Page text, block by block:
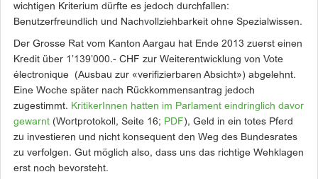
wichtigen Kriterium dürfte es jedoch durchfallen:
Benutzerfreundlich und Nachvollziehbarkeit ohne Spezialwissen.
Der Grosse Rat vom Kanton Aargau hat Ende 2013 zuerst einen
Kredit über 1’139’000.- CHF zur Weiterentwicklung von Vote
électronique (Ausbau zur «verifizierbaren Absicht») abgelehnt.
Eine Woche später nach Rückkommensantrag jedoch
zugestimmt. KritikerInnen hatten im Parlament eindringlich davor
gewarnt (Wortprotokoll, Seite 16; PDF), Geld in ein totes Pferd
zu investieren und nicht konsequent den Weg des Bundesrates
zu verfolgen. Gut möglich also, dass uns das richtige Wehklagen
erst noch bevorsteht.